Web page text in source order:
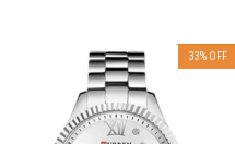
33% OFF